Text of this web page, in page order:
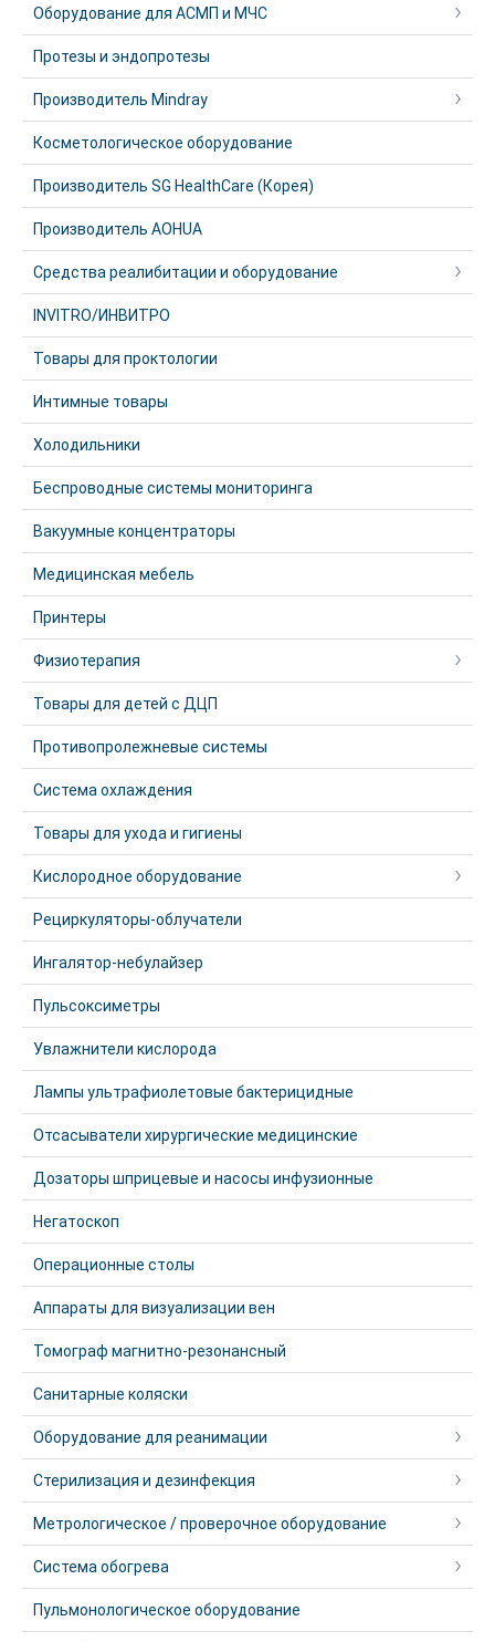
Оборудование для АСМП и МЧС
Протезы и эндопротезы
Производитель Mindray
Косметологическое оборудование
Производитель SG HealthCare (Корея)
Производитель AOHUA
Средства реалибитации и оборудование
INVITRO/ИНВИТРО
Товары для проктологии
Интимные товары
Холодильники
Беспроводные системы мониторинга
Вакуумные концентраторы
Медицинская мебель
Принтеры
Физиотерапия
Товары для детей с ДЦП
Противопролежневые системы
Система охлаждения
Товары для ухода и гигиены
Кислородное оборудование
Рециркуляторы-облучатели
Ингалятор-небулайзер
Пульсоксиметры
Увлажнители кислорода
Лампы ультрафиолетовые бактерицидные
Отсасыватели хирургические медицинские
Дозаторы шприцевые и насосы инфузионные
Негатоскоп
Операционные столы
Аппараты для визуализации вен
Томограф магнитно-резонансный
Санитарные коляски
Оборудование для реанимации
Стерилизация и дезинфекция
Метрологическое / проверочное оборудование
Система обогрева
Пульмонологическое оборудование